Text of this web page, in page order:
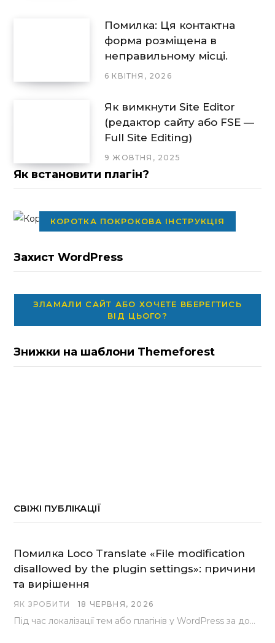
Помилка: Ця контактна
форма розміщена в
неправильному місці.
6 КВІТНЯ, 2026
Як вимкнути Site Editor
(редактор сайту або FSE —
Full Site Editing)
9 ЖОВТНЯ, 2025
Як встановити плагін?
КОРОТКА ПОКРОКОВА ІНСТРУКЦІЯ
Захист WordPress
ЗЛАМАЛИ САЙТ АБО ХОЧЕТЕ ВБЕРЕГТИСЬ
ВІД ЦЬОГО?
Знижки на шаблони Themeforest
СВІЖІ ПУБЛІКАЦІЇ
Помилка Loco Translate «File modification
disallowed by the plugin settings»: причини
та вирішення
ЯК ЗРОБИТИ 18 ЧЕРВНЯ, 2026
Під час локалізації тем або плагінів у WordPress за допомогою популярного інструменту Loco Translate розробники…